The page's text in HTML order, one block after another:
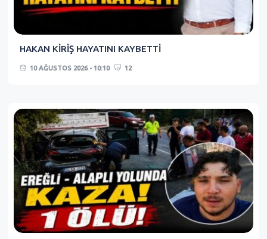
HAKAN KİRİŞ HAYATINI KAYBETTİ
10 AĞUSTOS 2026 - 10:10 12